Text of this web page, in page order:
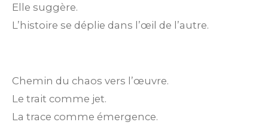
Elle suggère.
L’histoire se déplie dans l’œil de l’autre.
Chemin du chaos vers l’œuvre.
Le trait comme jet.
La trace comme émergence.